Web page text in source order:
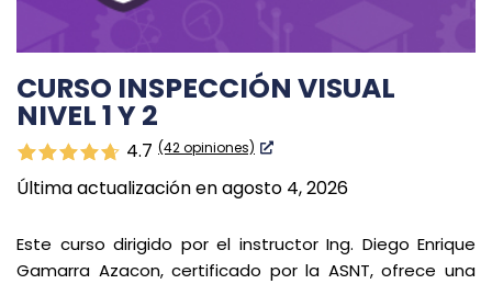
CURSO INSPECCIÓN VISUAL
NIVEL 1 Y 2
4.7 (42 opiniones)
Última actualización en agosto 4, 2026
Este curso dirigido por el instructor Ing. Diego Enrique
Gamarra Azacon, certificado por la ASNT, ofrece una